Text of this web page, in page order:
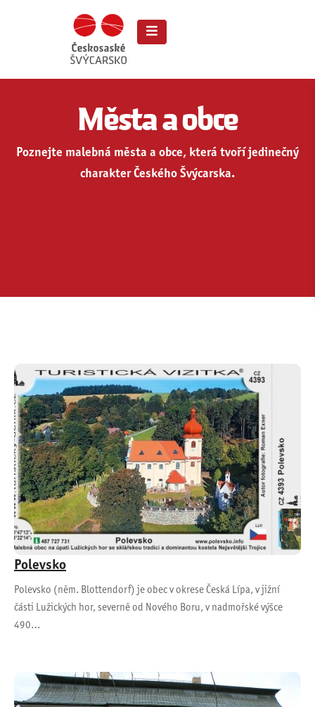
Města a obce
Poznejte malebná města a obce, která tvoří jedinečný
charakter Českého Švýcarska.
Polevsko
Polevsko (něm. Blottendorf) je obec v okrese Česká Lípa, v jižní
části Lužických hor, severně od Nového Boru, v nadmořské výšce
490…